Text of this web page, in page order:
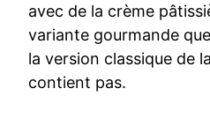
avec de la crème
variante gourmande
la version classique de
contient pas.